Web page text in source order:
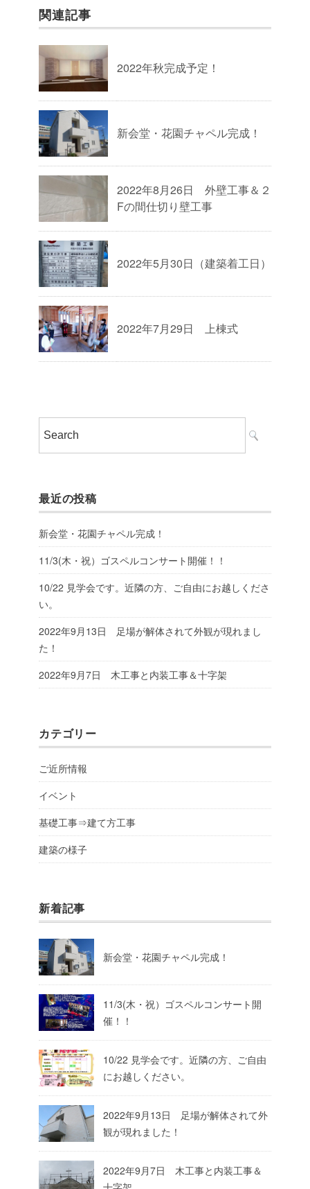
関連記事
2022年秋完成予定！
新会堂・花園チャペル完成！
2022年8月26日 外壁工事＆２
Fの間仕切り壁工事
2022年5月30日（建築着工日）
2022年7月29日 上棟式
最近の投稿
新会堂・花園チャペル完成！
11/3(木・祝）ゴスペルコンサート開催！！
10/22 見学会です。近隣の方、ご自由にお越しくださ
い。
2022年9月13日 足場が解体されて外観が現れまし
た！
2022年9月7日 木工事と内装工事＆十字架
カテゴリー
ご近所情報
イベント
基礎工事⇒建て方工事
建築の様子
新着記事
新会堂・花園チャペル完成！
11/3(木・祝）ゴスペルコンサート開
催！！
10/22 見学会です。近隣の方、ご自由
にお越しください。
2022年9月13日 足場が解体されて外
観が現れました！
2022年9月7日 木工事と内装工事＆